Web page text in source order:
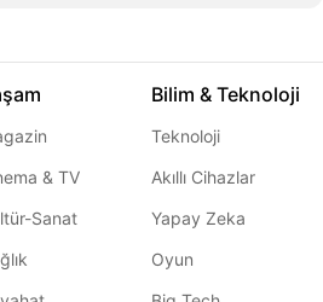
& TV
Sanat
Bilim & Teknoloji
Teknoloji
Akıllı Cihazlar
Yapay Zeka
Oyun